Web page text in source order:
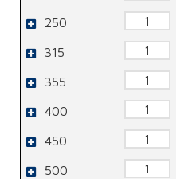
250
315
355
400
450
500